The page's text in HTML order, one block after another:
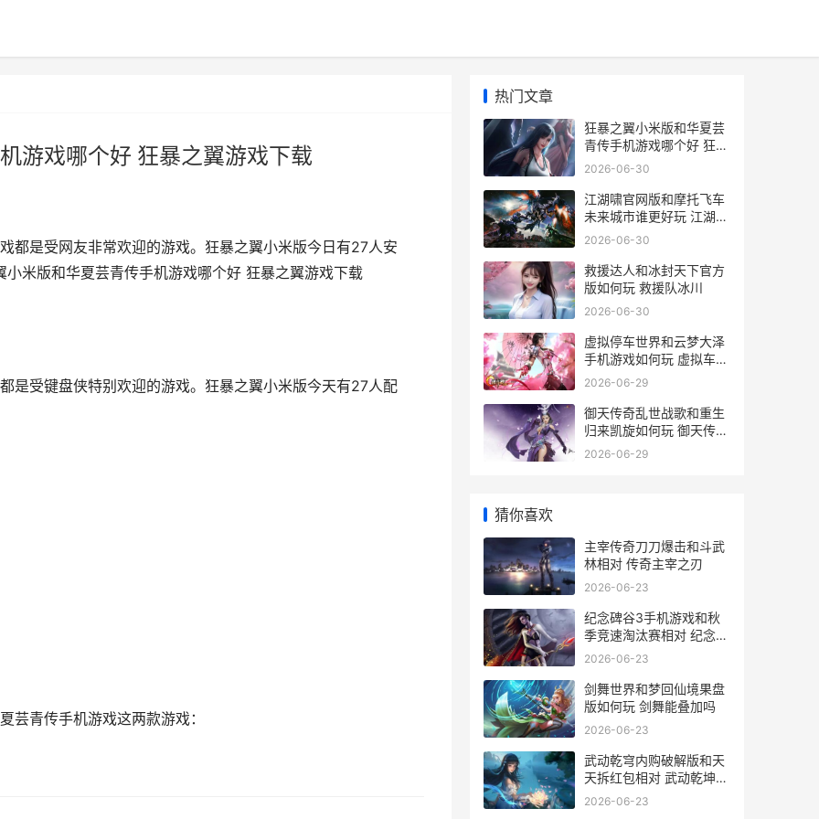
游戏哪个好 狂暴之翼游戏下载
都是受网友非常欢迎的游戏。狂暴之翼小米版今日有27人安
米版和华夏芸青传手机游戏哪个好 狂暴之翼游戏下载
是受键盘侠特别欢迎的游戏。狂暴之翼小米版今天有27人配
芸青传手机游戏这两款游戏：
热门文章
狂暴之翼小米版和华夏芸
青传手机游戏哪个好 狂暴
之翼游戏下载
2026-06-30
江湖啸官网版和摩托飞车
未来城市谁更好玩 江湖啸
骗局
2026-06-30
救援达人和冰封天下官方
版如何玩 救援队冰川
2026-06-30
虚拟停车世界和云梦大泽
手机游戏如何玩 虚拟车位
套路
2026-06-29
御天传奇乱世战歌和重生
归来凯旋如何玩 御天传奇
攻略
2026-06-29
猜你喜欢
主宰传奇刀刀爆击和斗武
林相对 传奇主宰之刃
2026-06-23
纪念碑谷3手机游戏和秋
季竞速淘汰赛相对 纪念碑
谷手机版和电脑版一样吗
2026-06-23
剑舞世界和梦回仙境果盘
版如何玩 剑舞能叠加吗
2026-06-23
武动乾穹内购破解版和天
天拆红包相对 武动乾坤软
件最新更新
2026-06-23